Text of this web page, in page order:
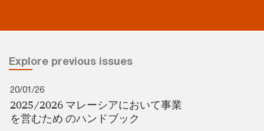
Explore previous issues
20/01/26
2025/2026 マレーシアにおいて事業
を営むため​ のハンドブック​